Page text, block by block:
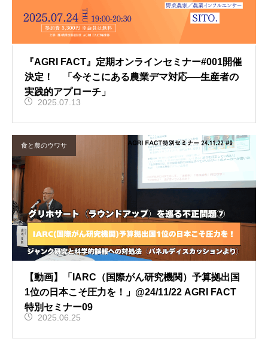
『AGRI FACT』定期オンラインセミナー#001開催
決定！ 「今そこにある農業デマ対応──生産者の
実践的アプローチ」
2025.07.13
食と農のウワサ
【動画】「IARC（国際がん研究機関）予算拠出国
1位の日本こそ圧力を！」@24/11/22 AGRI FACT
特別セミナー09
2025.06.25